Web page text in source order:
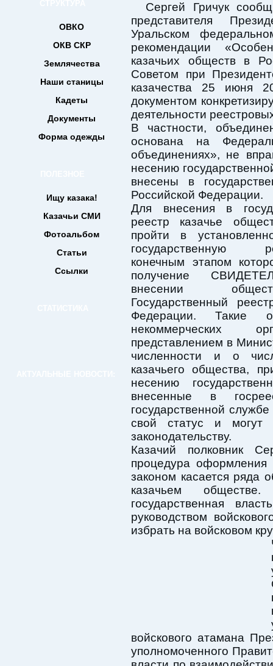
ОВКО
ОКВ СКР
Землячества
Наши станицы
Кадеты
Документы
Форма одежды
Ищу казака!
Казачьи СМИ
Фотоальбом
Статьи
Ссылки
Сергей Гричук
представителя
Уральском
рекомендации
казачьих обществ в
Советом при
казачества 25 июня
документом
деятельности
В частности,
основана на
объединениях», не
несению
внесены в
Российской Федерации.
Для внесения в
реестр казачье
пройти в
государственную
конечным этапом
получение
внесении
Государственный
Федерации. Такие
некоммерческих
представлением в
численности и о
казачьего общества,
несению
внесенные в
государственной
свой статус и
законодательству.
Казачий полковник
процедура оформления
законом касается ряда
казачьем
государственная
руководством
избрать на войсковом
войскового атамана
уполномоченного